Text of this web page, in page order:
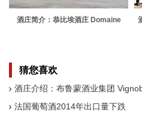
酒庄简介：恭比埃酒庄 Domaine
猜您喜欢
酒庄介绍：布鲁蒙酒业集团
法国葡萄酒2014年出口量下跌